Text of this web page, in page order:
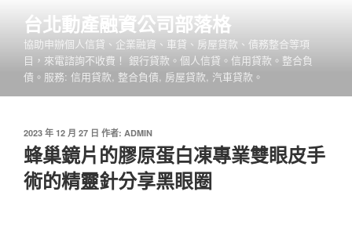
台北動產融資公司部落格
協助申辦個人信貸、企業融資、車貸、房屋貸款、債務整合等項
目，來電諮詢不收費！ 銀行貸款。個人信貸。信用貸款。整合負
債。服務: 信用貸款, 整合負債, 房屋貸款, 汽車貸款。
發
佈
於
2023 年 12 月 27 日 作者: ADMIN
蜂巢鏡片的膠原蛋白凍專業雙眼皮手
術的精靈針分享黑眼圈